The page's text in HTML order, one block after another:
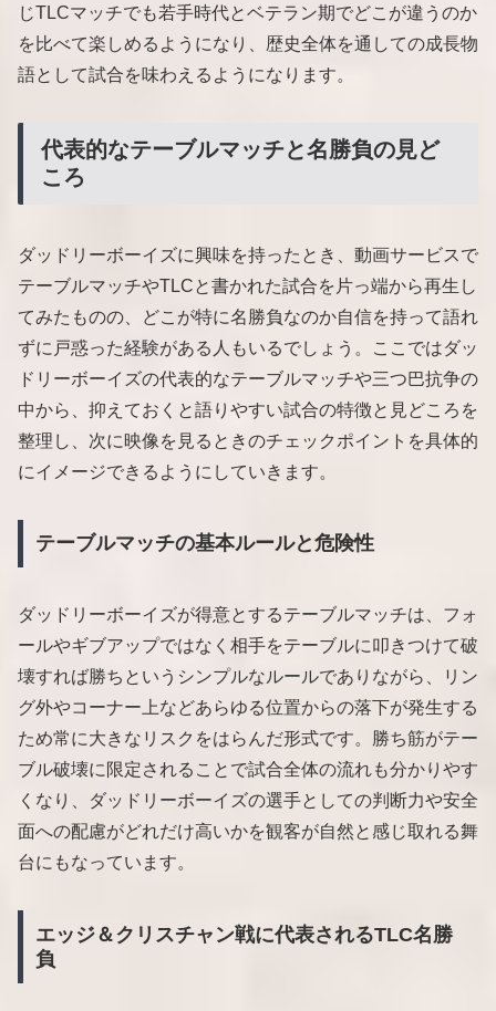
じTLCマッチでも若手時代とベテラン期でどこが違うのか
を比べて楽しめるようになり、歴史全体を通しての成長物
語として試合を味わえるようになります。
代表的なテーブルマッチと名勝負の見ど
ころ
ダッドリーボーイズに興味を持ったとき、動画サービスで
テーブルマッチやTLCと書かれた試合を片っ端から再生し
てみたものの、どこが特に名勝負なのか自信を持って語れ
ずに戸惑った経験がある人もいるでしょう。ここではダッ
ドリーボーイズの代表的なテーブルマッチや三つ巴抗争の
中から、抑えておくと語りやすい試合の特徴と見どころを
整理し、次に映像を見るときのチェックポイントを具体的
にイメージできるようにしていきます。
テーブルマッチの基本ルールと危険性
ダッドリーボーイズが得意とするテーブルマッチは、フォ
ールやギブアップではなく相手をテーブルに叩きつけて破
壊すれば勝ちというシンプルなルールでありながら、リン
グ外やコーナー上などあらゆる位置からの落下が発生する
ため常に大きなリスクをはらんだ形式です。勝ち筋がテー
ブル破壊に限定されることで試合全体の流れも分かりやす
くなり、ダッドリーボーイズの選手としての判断力や安全
面への配慮がどれだけ高いかを観客が自然と感じ取れる舞
台にもなっています。
エッジ＆クリスチャン戦に代表されるTLC名勝
負